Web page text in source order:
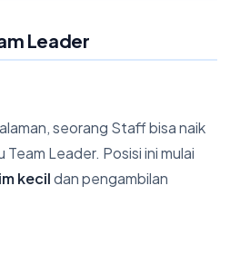
Leader
seorang Staff bisa naik
Leader. Posisi ini mulai
kecildan pengambilan